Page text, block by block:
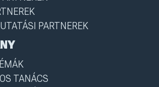
PARTNEREK
TANÁCS